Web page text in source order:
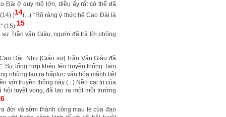
Đài ở quy mô lớn, diều ấy rất có thể đã
)14(...) "Rõ ràng ý thức hệ Cao Đài là
(15) 15
Trần văn Giàu, người đã trả lời phỏng
Đài. Như [Giáo sư] Trần Văn Giàu đã
tổng hợp khéo léo truyền thống Tam
những tạo ra hấplực văn hóa mãnh liệt
với truyền thống này (...).Nền cai trị của
tuyệt vọng, đã tạo ra một môi trường
đời và sớm thành công mau lẹ của đạo